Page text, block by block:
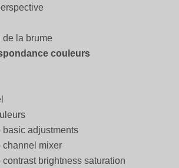
la brume
couleurs
basic adjustments
channel mixer
contrast brightness saturation